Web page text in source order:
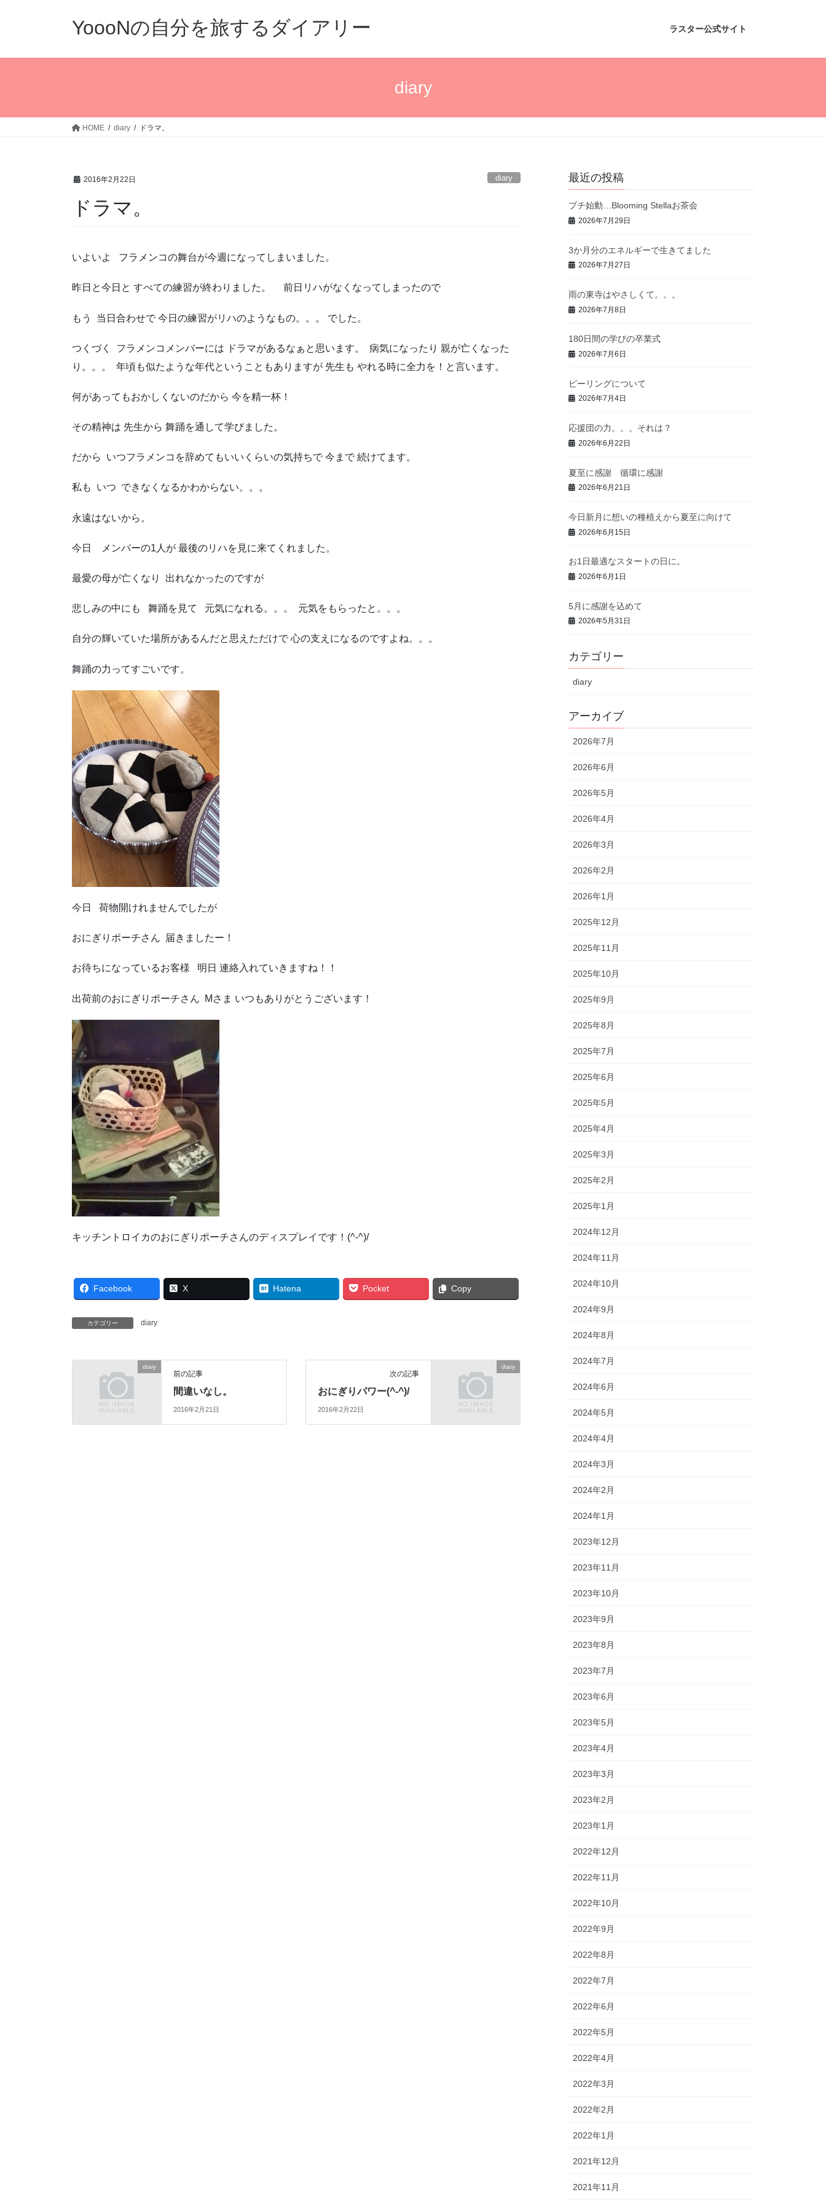
YoooNの自分を旅するダイアリー ラスター公式サイト
diary
HOME diary ドラマ。
2016年2月22日 diary
ドラマ。
いよいよ フラメンコの舞台が今週になってしまいました。
昨日と今日と すべての練習が終わりました。 前日リハがなくなってしまったので
もう 当日合わせで 今日の練習がリハのようなもの。。。 でした。
つくづく フラメンコメンバーには ドラマがあるなぁと思います。 病気になったり 親が亡くなった
り。。。 年頃も似たような年代ということもありますが 先生も やれる時に全力を！と言います。
何があってもおかしくないのだから 今を精一杯！
その精神は 先生から 舞踊を通して学びました。
だから いつフラメンコを辞めてもいいくらいの気持ちで 今まで 続けてます。
私も いつ できなくなるかわからない。。。
永遠はないから。
今日 メンバーの1人が 最後のリハを見に来てくれました。
最愛の母が亡くなり 出れなかったのですが
悲しみの中にも 舞踊を見て 元気になれる。。。 元気をもらったと。。。
自分の輝いていた場所があるんだと思えただけで 心の支えになるのですよね。。。
舞踊の力ってすごいです。
今日 荷物開けれませんでしたが
おにぎりポーチさん 届きましたー！
お待ちになっているお客様 明日 連絡入れていきますね！！
出荷前のおにぎりポーチさん Mさま いつもありがとうございます！
キッチントロイカのおにぎりポーチさんのディスプレイです！(^-^)/
Facebook X Hatena Pocket Copy
カテゴリー diary
diary
前の記事
間違いなし。
2016年2月21日
diary
次の記事
おにぎりパワー(^-^)/
2016年2月22日
最近の投稿
プチ始動…Blooming Stellaお茶会
2026年7月29日
3か月分のエネルギーで生きてました
2026年7月27日
雨の東寺はやさしくて。。。
2026年7月8日
180日間の学びの卒業式
2026年7月6日
ピーリングについて
2026年7月4日
応援団の力。。。それは？
2026年6月22日
夏至に感謝 循環に感謝
2026年6月21日
今日新月に想いの種植えから夏至に向けて
2026年6月15日
お1日最適なスタートの日に。
2026年6月1日
5月に感謝を込めて
2026年5月31日
カテゴリー
diary
アーカイブ
2026年7月
2026年6月
2026年5月
2026年4月
2026年3月
2026年2月
2026年1月
2025年12月
2025年11月
2025年10月
2025年9月
2025年8月
2025年7月
2025年6月
2025年5月
2025年4月
2025年3月
2025年2月
2025年1月
2024年12月
2024年11月
2024年10月
2024年9月
2024年8月
2024年7月
2024年6月
2024年5月
2024年4月
2024年3月
2024年2月
2024年1月
2023年12月
2023年11月
2023年10月
2023年9月
2023年8月
2023年7月
2023年6月
2023年5月
2023年4月
2023年3月
2023年2月
2023年1月
2022年12月
2022年11月
2022年10月
2022年9月
2022年8月
2022年7月
2022年6月
2022年5月
2022年4月
2022年3月
2022年2月
2022年1月
2021年12月
2021年11月